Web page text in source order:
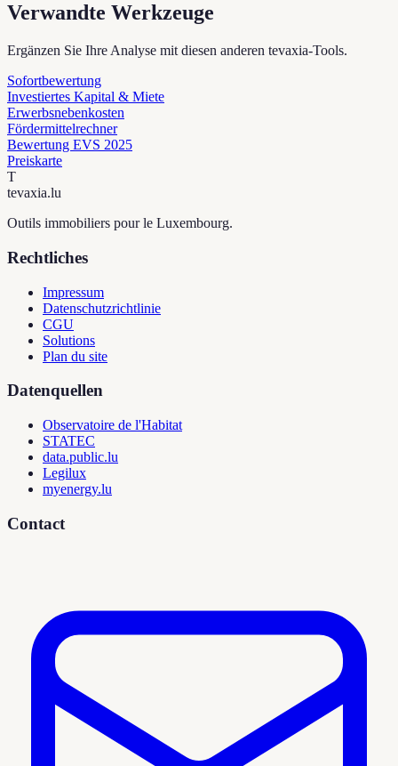
Verwandte Werkzeuge
Ergänzen Sie Ihre Analyse mit diesen anderen tevaxia-Tools.
Sofortbewertung
Investiertes Kapital & Miete
Erwerbsnebenkosten
Fördermittelrechner
Bewertung EVS 2025
Preiskarte
T
tevaxia.lu
Outils immobiliers pour le Luxembourg.
Rechtliches
Impressum
Datenschutzrichtlinie
CGU
Solutions
Plan du site
Datenquellen
Observatoire de l'Habitat
STATEC
data.public.lu
Legilux
myenergy.lu
Contact